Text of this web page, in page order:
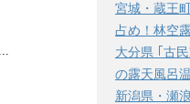
宮城・蔵王
占め！林空
大分県 ｢古
の露天風呂
新潟県・瀬